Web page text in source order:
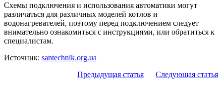
Схемы подключения и использования автоматики могут
различаться для различных моделей котлов и
водонагревателей, поэтому перед подключением следует
внимательно ознакомиться с инструкциями, или обратиться к
специалистам.
Источник: santechnik.org.ua
Предыдущая статья
Следующая статья